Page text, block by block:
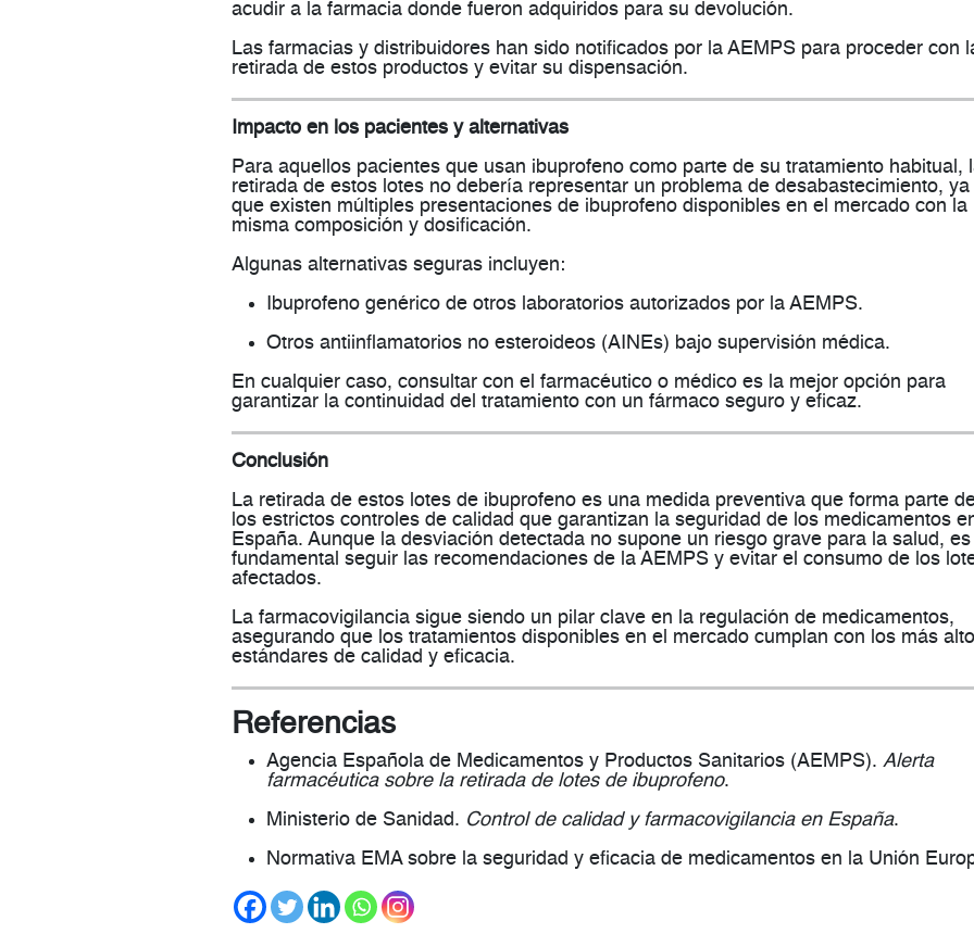
acudir a la farmacia donde fueron adquiridos para su devolución.
Las farmacias y distribuidores han sido notificados por la AEMPSpara proceder con
retirada de estos productos y evitar su dispensación.
Impacto en los pacientes y alternativas
Para aquellos pacientes que usan ibuprofeno como parte de su tratamiento habitual,
retirada de estos lotes no debería representar un problema de desabastecimiento, ya
que existen múltiples presentaciones de ibuprofeno disponibles en el mercado con la
misma composición y dosificación.
Algunas alternativas segurasincluyen:
Ibuprofeno genérico de otros laboratorios autorizados por la AEMPS.
Otros antiinflamatorios no esteroideos (AINEs) bajo supervisión médica.
En cualquier caso, consultar con el farmacéutico o médicoes la mejor opción para
garantizar la continuidad del tratamiento con un fármaco seguro y eficaz.
Conclusión
La retirada de estos lotes de ibuprofeno es una medida preventiva que forma parte
los estrictos controles de calidad que garantizan la seguridad de los medicamentos
España. Aunque la desviación detectada no supone un riesgo grave para la salud, es
fundamental seguir las recomendaciones de la AEMPS y evitar el consumo de los
afectados.
La farmacovigilancia sigue siendo un pilar clave en la regulación de medicamentos,
asegurando que los tratamientos disponibles en el mercado cumplan con los más
estándares de calidad y eficacia.
Referencias
Agencia Española de Medicamentos y Productos Sanitarios (AEMPS). Alerta
farmacéutica sobre la retirada de lotes de ibuprofeno.
Ministerio de Sanidad. Control de calidad y farmacovigilancia en España.
Normativa EMA sobre la seguridad y eficacia de medicamentos en la Unión